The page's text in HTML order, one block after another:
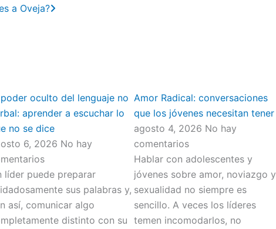
a Oveja?
oculto del lenguaje no
aprender a escuchar lo
no se dice
6, 2026 No hay
líder puede preparar
sus palabras y,
así, comunicar algo
distinto con su
Amor Radical: conversaciones
que los jóvenes necesitan tener
agosto 4, 2026 No hay
comentarios
Hablar con adolescentes y
jóvenes sobre amor, noviazgo y
sexualidad no siempre es
sencillo. A veces los líderes
temen incomodarlos, no